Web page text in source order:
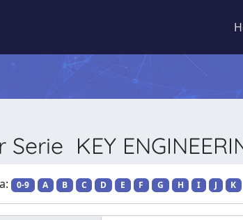
KEY
0-9 A B C D E F G H I J K